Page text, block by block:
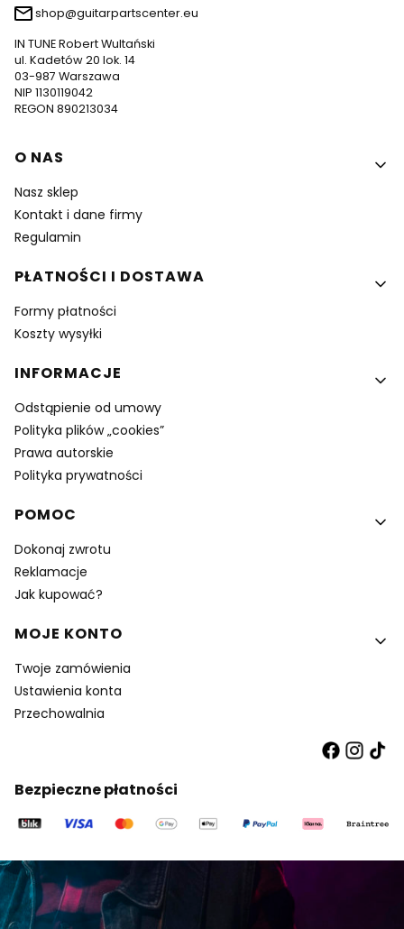
shop@guitarpartscenter.eu
IN TUNE Robert Wultański
ul. Kadetów 20 lok. 14
03-987 Warszawa
NIP 1130119042
REGON 890213034
Linki w stopce
O NAS
Nasz sklep
Kontakt i dane firmy
Regulamin
PŁATNOŚCI I DOSTAWA
Formy płatności
Koszty wysyłki
INFORMACJE
Odstąpienie od umowy
Polityka plików „cookies”
Prawa autorskie
Polityka prywatności
POMOC
Dokonaj zwrotu
Reklamacje
Jak kupować?
MOJE KONTO
Twoje zamówienia
Ustawienia konta
Przechowalnia
Bezpieczne płatności